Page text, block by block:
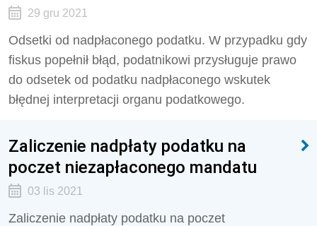
29 gru 2021
Odsetki od nadpłaconego podatku. W przypadku gdy
fiskus popełnił błąd, podatnikowi przysługuje prawo
do odsetek od podatku nadpłaconego wskutek
błędnej interpretacji organu podatkowego.
Zaliczenie nadpłaty podatku na
poczet niezapłaconego mandatu
03 lis 2021
Zaliczenie nadpłaty podatku na poczet